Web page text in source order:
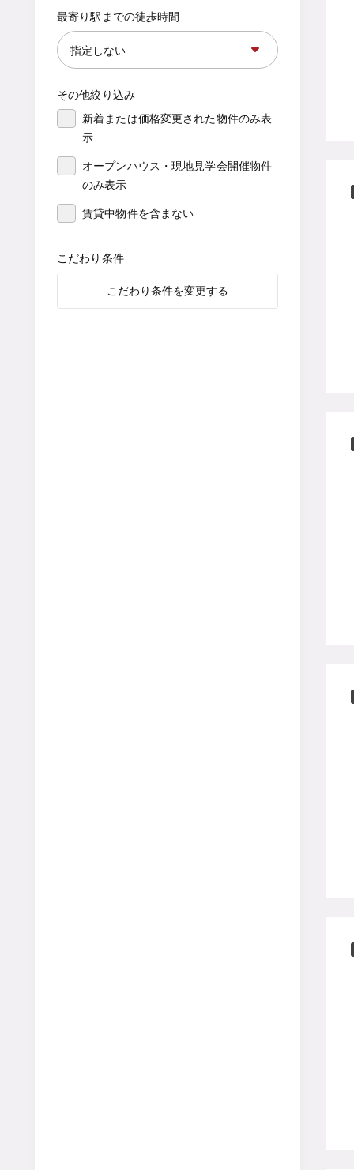
最寄り駅までの徒歩時間
その他絞り込み
新着または価格変更された物件のみ表
示
オープンハウス・現地見学会開催物件
のみ表示
賃貸中物件を含まない
こだわり条件
こだわり条件を変更する